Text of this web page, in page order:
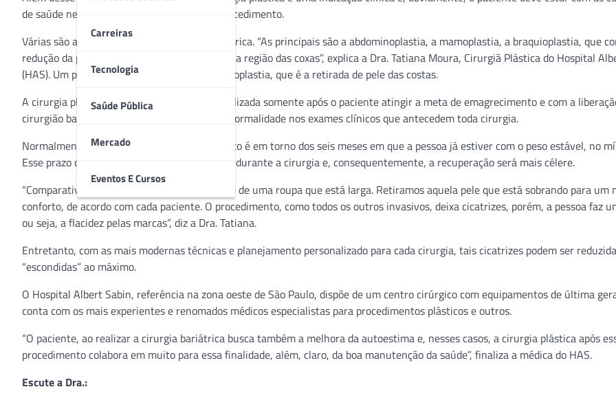
Carreiras
Tecnologia
Saúde Pública
Mercado
Eventos E Cursos
de saúde necessárias para a realização do procedimento.
Várias são as cirurgias reparadoras pós-bariátrica. “As principais são a abdominoplastia, a mamoplastia, a braquioplastia, que
redução da pele dos braços, e a cruroplastia, na região das coxas”, explica a Dra. Tatiana Moura, Cirurgiã Plástica do Hospital
(HAS). Um pouco mais raro, há também a torsoplastia, que é a retirada de pele das costas.
A cirurgia plástica pós-bariátrica deve ser realizada somente após o paciente atingir a meta de emagrecimento e com a
cirurgião bariátrico, além da constatação da normalidade nos exames clínicos que antecedem toda cirurgia.
Normalmente, a indicação para o procedimento é em torno dos seis meses em que a pessoa já estiver com o peso estável, no
Esse prazo colabora com menor sangramento durante a cirurgia e, consequentemente, a recuperação será mais célere.
“Comparativamente, o que fazemos é o ajuste de uma roupa que está larga. Retiramos aquela pele que está sobrando para um
conforto, de acordo com cada paciente. O procedimento, como todos os outros invasivos, deixa cicatrizes, porém, a pessoa faz
ou seja, a flacidez pelas marcas”, diz a Dra. Tatiana.
Entretanto, com as mais modernas técnicas e planejamento personalizado para cada cirurgia, tais cicatrizes podem ser
“escondidas” ao máximo.
O Hospital Albert Sabin, referência na zona oeste de São Paulo, dispõe de um centro cirúrgico com equipamentos de última
conta com os mais experientes e renomados médicos especialistas para procedimentos plásticos e outros.
“O paciente, ao realizar a cirurgia bariátrica busca também a melhora da autoestima e, nesses casos, a cirurgia plástica após
procedimento colabora em muito para essa finalidade, além, claro, da boa manutenção da saúde”, finaliza a médica do HAS.
Escute a Dra.: